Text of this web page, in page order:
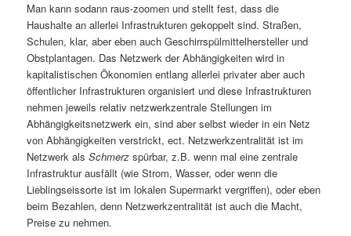
Man kann sodann raus-zoomen und stellt fest, dass die
Haushalte an allerlei Infrastrukturen gekoppelt sind. Straßen,
Schulen, klar, aber eben auch Geschirrspülmittelhersteller und
Obstplantagen. Das Netzwerk der Abhängigkeiten wird in
kapitalistischen Ökonomien entlang allerlei privater aber auch
öffentlicher Infrastrukturen organisiert und diese Infrastrukturen
nehmen jeweils relativ netzwerkzentrale Stellungen im
Abhängigkeitsnetzwerk ein, sind aber selbst wieder in ein Netz
von Abhängigkeiten verstrickt, ect. Netzwerkzentralität ist im
Netzwerk alsSchmerz spürbar, z.B. wenn mal eine zentrale
Infrastruktur ausfällt (wie Strom, Wasser, oder wenn die
Lieblingseissorte ist im lokalen Supermarkt vergriffen), oder eben
beim Bezahlen, denn Netzwerkzentralität ist auch die Macht,
Preise zu nehmen.